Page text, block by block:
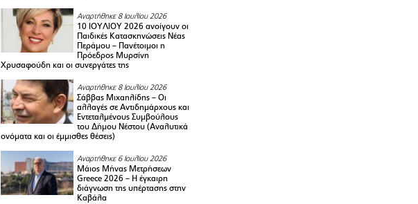
Αναρτήθηκε 8 Ιουλίου 2026
10 ΙΟΥΛΙΟΥ 2026 ανοίγουν οι
Παιδικές Κατασκηνώσεις Νέας
Περάμου – Πανέτοιμοι η
Πρόεδρος Μυρσίνη
Χρυσαφούδη και οι συνεργάτες της
Αναρτήθηκε 8 Ιουλίου 2026
Σάββας Μιχαηλίδης – Οι
αλλαγές σε Αντιδημάρχους και
Εντεταλμένους Συμβούλους
του Δήμου Νέστου (Αναλυτικά
ονόματα και οι έμμισθες θέσεις)
Αναρτήθηκε 6 Ιουλίου 2026
Μάιος Μήνας Μετρήσεων
Greece 2026 – H έγκαιρη
διάγνωση της υπέρτασης στην
Καβάλα